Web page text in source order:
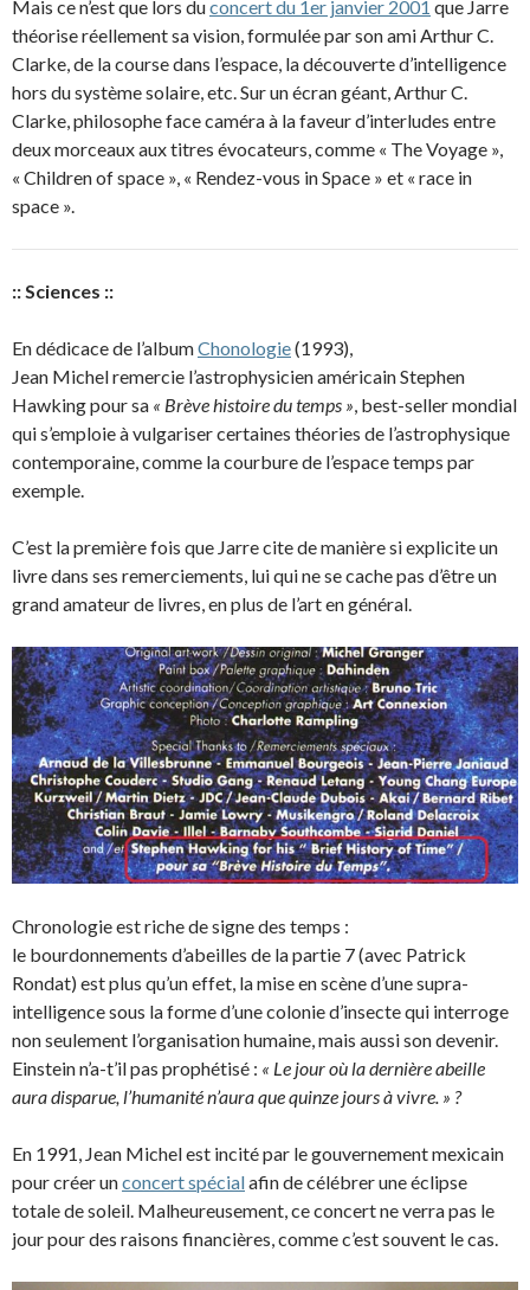
Mais ce n’est que lors duconcert du 1er janvier 2001 que Jarre
théorise réellement sa vision, formulée par son ami Arthur C.
Clarke, de la course dans l’espace, la découverte d’intelligence
hors du système solaire, etc. Sur un écran géant, Arthur C.
Clarke, philosophe face caméra à la faveur d’interludes entre
deux morceaux aux titres évocateurs, comme « The Voyage »,
« Children of space », « Rendez-vous in Space » et « race in
space ».
:: Sciences ::
En dédicace de l’albumChonologie(1993),
Jean Michel remercie l’astrophysicien américain Stephen
Hawking pour sa « Brève histoire du temps » , best-seller mondial
qui s’emploie à vulgariser certaines théories de l’astrophysique
contemporaine, comme la courbure de l’espace temps par
exemple.
C’est la première fois que Jarre cite de manière si explicite un
livre dans ses remerciements, lui qui ne se cache pas d’être un
grand amateur de livres, en plus de l’art en général.
Chronologie est riche de signe des temps :
le bourdonnements d’abeilles de la partie 7 (avec Patrick
Rondat) est plus qu’un effet, la mise en scène d’une supra-
intelligence sous la forme d’une colonie d’insecte qui interroge
non seulement l’organisation humaine, mais aussi son devenir.
Einstein n’a-t’il pas prophétisé : « Le jour où la dernière abeille
aura disparue, l’humanité n’aura que quinze jours à vivre. » ?
En 1991, Jean Michel est incité par le gouvernement mexicain
pour créer unconcert spécialafin de célébrer une éclipse
totale de soleil. Malheureusement, ce concert ne verra pas le
jour pour des raisons financières, comme c’est souvent le cas.